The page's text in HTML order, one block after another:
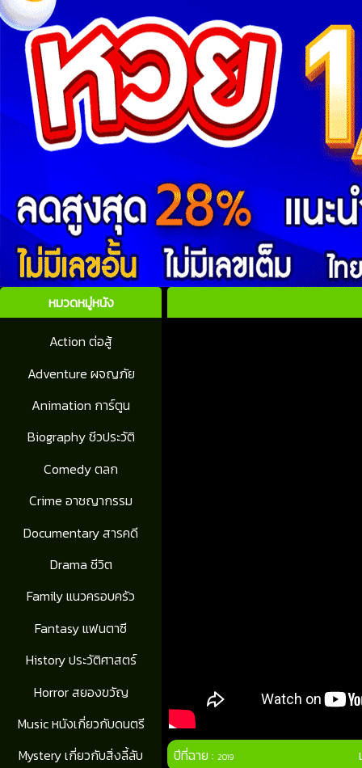
หมวดหมู่หนัง
Action ต่อสู้
Adventure ผจญภัย
Animation การ์ตูน
Biography ชีวประวัติ
Comedy ตลก
Crime อาชญากรรม
Documentary สารคดี
Drama ชีวิต
Family แนวครอบครัว
Fantasy แฟนตาซี
History ประวัติศาสตร์
Horror สยองขวัญ
Music หนังเกี่ยวกับดนตรี
Mystery เกี่ยวกับสิ่งลี้ลับ
ปีที่ฉาย :2019